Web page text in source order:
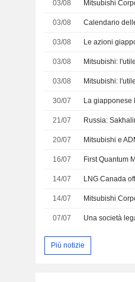
03/08
03/08 Calendario
03/08
03/08 Mitsubishi:
03/08 Mitsubishi:
30/07
21/07 Russia:
20/07
16/07
14/07
14/07
07/07
Più notizie